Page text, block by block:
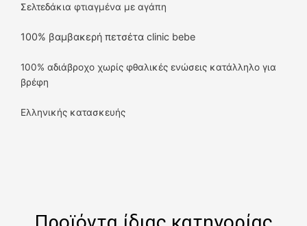
Σελτεδάκια φτιαγμένα με αγάπη
100% βαμβακερή πετσέτα clinic bebe
100% αδιάβροχο χωρίς φθαλικές ενώσεις κατάλληλο για
βρέφη
Ελληνικής κατασκευής